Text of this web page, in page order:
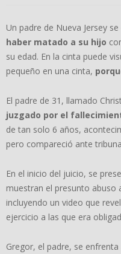
Un padre de Nueva Jersey
haber matado a su hijo
su edad. En la cinta puede
pequeño en una cinta,
El padre de 31, llamado
juzgado por el
de tan solo 6 años,
pero compareció ante
En el inicio del juicio, se
muestran el presunto abuso
incluyendo un video que
ejercicio a las que era
Gregor, el padre, se